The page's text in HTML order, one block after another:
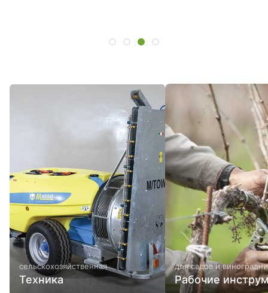
сельскохозяйственная
Техника
для садов и
Рабочие